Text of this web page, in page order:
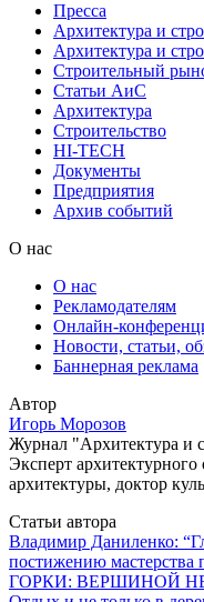
Пресса
Архитектура и
Архитектура и
Строительный
Статьи АиС
Архитектура
Строительство
HI-TECH
Документы
Предприятия
Архив событий
О нас
О нас
Рекламодателям
Онлайн-
Новости, статьи,
Баннерная реклама
Автор
Игорь Морозов
Журнал "Архитектура и
Эксперт архитектурного
архитектуры, доктор
Статьи автора
Владимир Даниленко:
постижению мастерства
ГОРКИ: ВЕРШИНОЙ